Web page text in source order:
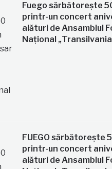
Fuego sărbătorește
printr-un concert
alături de Ansamblul
Național
FUEGO sărbătorește
printr-un concert
alături de Ansamblul